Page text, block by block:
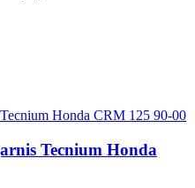
Tecnium Honda